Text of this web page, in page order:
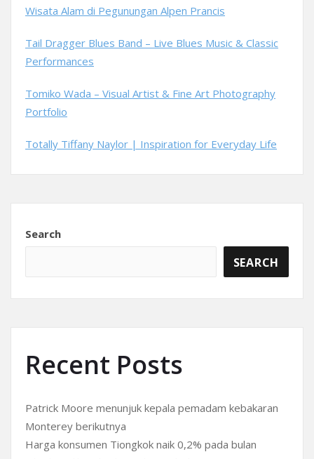
Wisata Alam di Pegunungan Alpen Prancis
Tail Dragger Blues Band – Live Blues Music & Classic
Performances
Tomiko Wada – Visual Artist & Fine Art Photography
Portfolio
Totally Tiffany Naylor | Inspiration for Everyday Life
Search
SEARCH
Recent Posts
Patrick Moore menunjuk kepala pemadam kebakaran
Monterey berikutnya
Harga konsumen Tiongkok naik 0,2% pada bulan